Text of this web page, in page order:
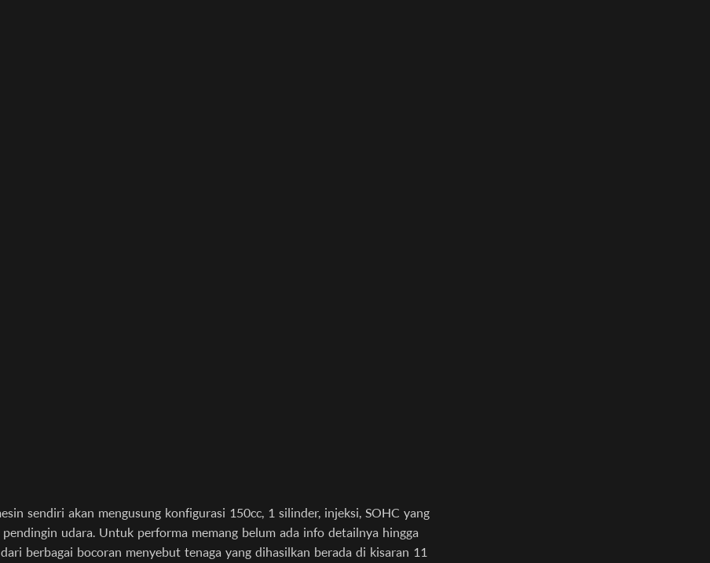
sendiri akan mengusung konfigurasi 150cc, 1 silinder, injeksi, SOHC yang
udara. Untuk performa memang belum ada info detailnya hingga
berbagai bocoran menyebut tenaga yang dihasilkan berada di kisaran 11